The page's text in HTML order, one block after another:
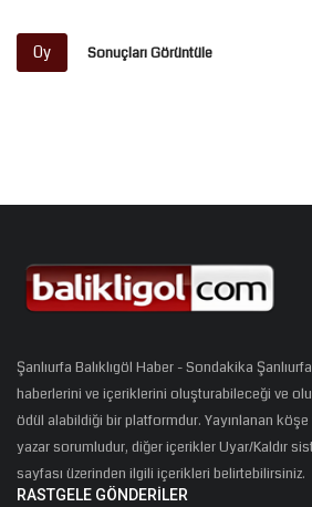
Oy Sonuçları Görüntüle
Şanlıurfa Balıklıgöl Haber - Sondakika
haberlerini ve içeriklerini oluşturabileceği ve
ödül alabildiği bir platformdur. Yayınlanan köşe
yazar sorumludur, diğer içerikler Uyar/Kaldır
sayfası üzerinden ilgili içerikleri belirtebilirsiniz.
RASTGELE GÖNDERILER